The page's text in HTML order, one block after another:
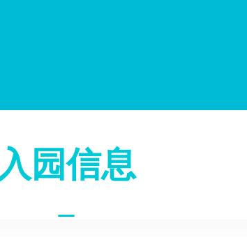
入园信息